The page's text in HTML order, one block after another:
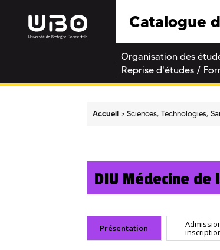
Catalogue
Organisation des
Reprise d'études /
Accueil Sciences, Technologies,
DIU Médecine de
Présentation